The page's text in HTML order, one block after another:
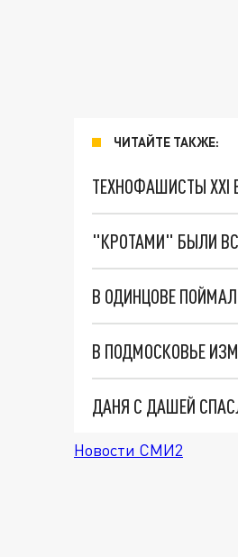
ЧИТАЙТЕ ТАКЖЕ:
ТЕХНОФАШИСТЫ XXI
"КРОТАМИ" БЫЛИ
В ОДИНЦОВЕ
В ПОДМОСКОВЬЕ
ДАНЯ С ДАШЕЙ
Новости СМИ2